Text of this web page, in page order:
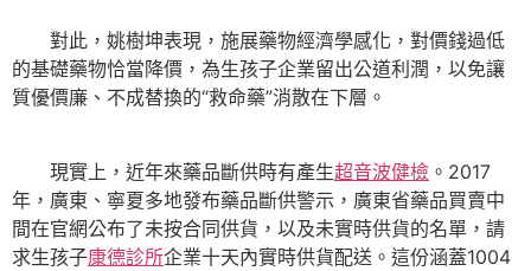
對此，姚樹坤表現，施展藥物經濟學感化，對價錢過低
的基礎藥物恰當降價，為生孩子企業留出公道利潤，以免讓
質優價廉、不成替換的“救命藥”消散在下層。
現實上，近年來藥品斷供時有產生超音波健檢 。2017
年，廣東、寧夏多地發布藥品斷供警示，廣東省藥品買賣中
間在官網公布了未按合同供貨，以及未實時供貨的名單，請
求生孩子康德診所企業十天內實時供貨配送。這份涵蓋1004